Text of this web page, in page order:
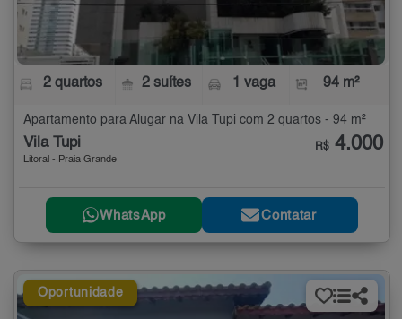
2 quartos 2 suítes 1 vaga 94 m²
Apartamento para Alugar na Vila Tupi com 2 quartos - 94 m²
Vila Tupi
Litoral - Praia Grande
R$ 4.000
WhatsApp Contatar
Oportunidade